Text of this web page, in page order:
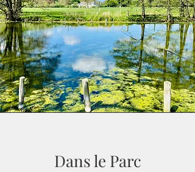
Dans le Parc